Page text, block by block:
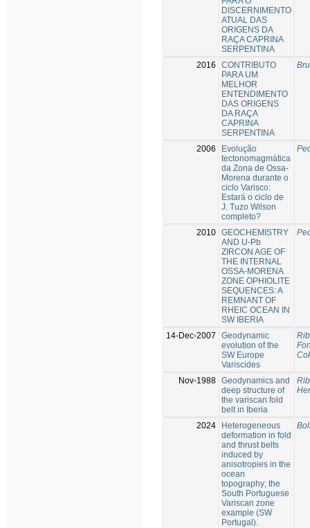
DISCERNIMENTO
ATUAL DAS
ORIGENS DA
RAÇA CAPRINA
SERPENTINA
2016
CONTRIBUTO
PARA UM
MELHOR
ENTENDIMENTO
DAS ORIGENS
DA RAÇA
CAPRINA
SERPENTINA
2006
Evolução
tectonomagmática
da Zona de Ossa-
Morena durante o
ciclo Varisco:
Estará o ciclo de
J. Tuzo Wilson
completo?
2010 GEOCHEMISTRY
AND U-Pb
ZIRCON AGE OF
THE INTERNAL
OSSA-MORENA
ZONE OPHIOLITE
SEQUENCES: A
REMNANT OF
RHEIC OCEAN IN
SW IBERIA
14-Dec-2007
Geodynamic
evolution of the
SW Europe
Variscides
Nov-1988 Geodynamics and
deep structure of
the variscan fold
belt in Iberia
2024
Heterogeneous
deformation in fold
and thrust belts
induced by
anisotropies in the
ocean
topography; the
South Portuguese
Variscan zone
example (SW
Portugal).